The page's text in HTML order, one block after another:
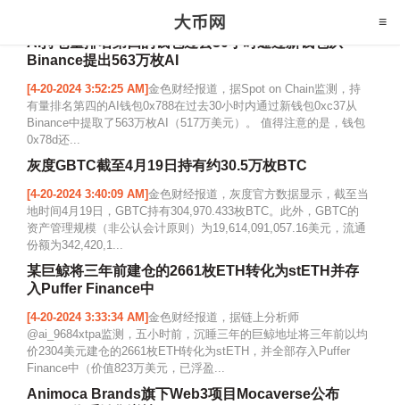
AI持仓量排名第四的钱包过去30小时通过新钱包从
Binance提出563万枚AI
[4-20-2024 3:52:25 AM]金色财经报道，据Spot on Chain监测，持
有量排名第四的AI钱包0x788在过去30小时内通过新钱包0xc37从
Binance中提取了563万枚AI（517万美元）。 值得注意的是，钱包
0x78d还...
灰度GBTC截至4月19日持有约30.5万枚BTC
[4-20-2024 3:40:09 AM]金色财经报道，灰度官方数据显示，截至当
地时间4月19日，GBTC持有304,970.433枚BTC。此外，GBTC的
资产管理规模（非公认会计原则）为19,614,091,057.16美元，流通
份额为342,420,1...
某巨鲸将三年前建仓的2661枚ETH转化为stETH并存
入Puffer Finance中
[4-20-2024 3:33:34 AM]金色财经报道，据链上分析师
@ai_9684xtpa监测，五小时前，沉睡三年的巨鲸地址将三年前以均
价2304美元建仓的2661枚ETH转化为stETH，并全部存入Puffer
Finance中（价值823万美元，已浮盈...
Animoca Brands旗下Web3项目Mocaverse公布